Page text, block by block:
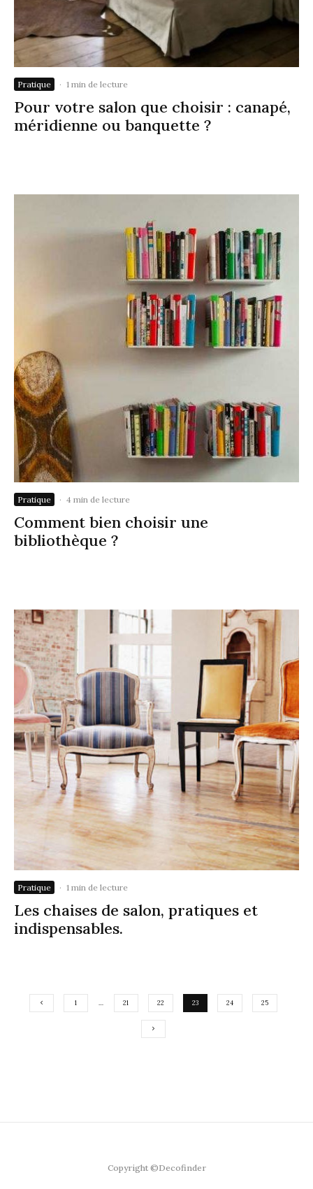
Pratique · 1 min de lecture
Pour votre salon que choisir : canapé,
méridienne ou banquette ?
Pratique · 4 min de lecture
Comment bien choisir une
bibliothèque ?
Pratique · 1 min de lecture
Les chaises de salon, pratiques et
indispensables.
1 … 21 22 23 24 25
Copyright ©Decofinder